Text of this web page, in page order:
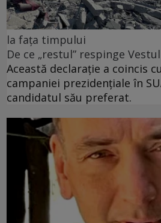
la fața timpului
De ce „restul” respinge Vestul
Această declarație a coincis
campaniei prezidențiale în
candidatul său preferat.